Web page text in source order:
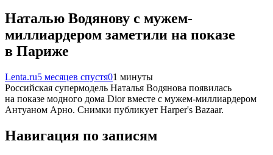
Наталью Водянову с мужем-
миллиардером заметили на показе
в Париже
Lenta.ru5 месяцев спустя01 минуты
Российская супермодель Наталья Водянова появилась
на показе модного дома Dior вместе с мужем-миллиардером
Антуаном Арно. Снимки публикует Harper's Bazaar.
Навигация по записям